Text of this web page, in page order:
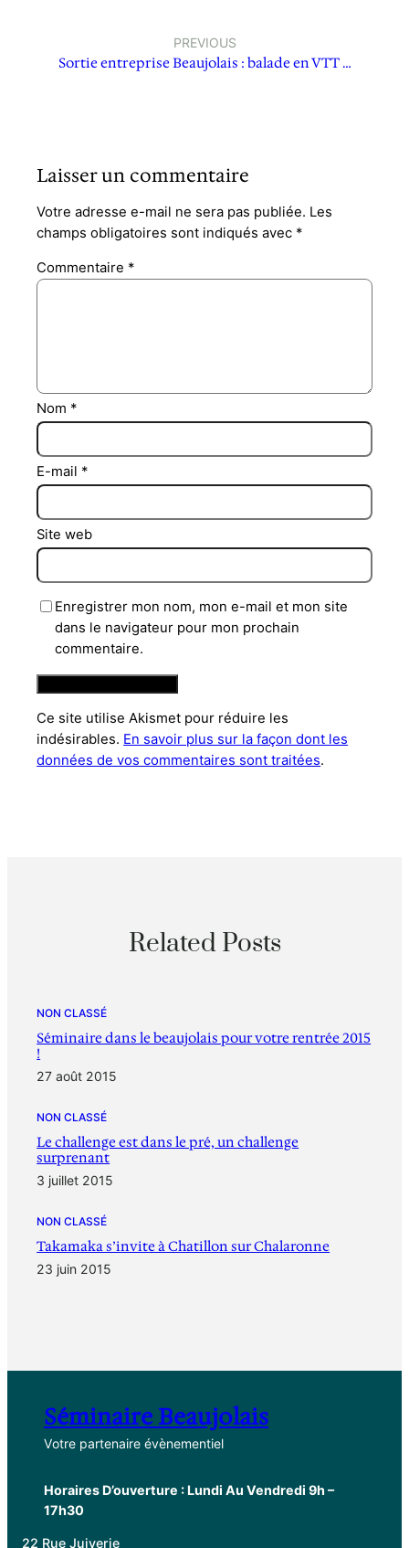
PREVIOUS
Sortie entreprise Beaujolais : balade en VTT …
Laisser un commentaire
Votre adresse e-mail ne sera pas publiée. Les
champs obligatoires sont indiqués avec *
Commentaire *
Nom *
E-mail *
Site web
Enregistrer mon nom, mon e-mail et mon site
dans le navigateur pour mon prochain
commentaire.
Ce site utilise Akismet pour réduire les
indésirables. En savoir plus sur la façon dont les
données de vos commentaires sont traitées.
Related Posts
NON CLASSÉ
Séminaire dans le beaujolais pour votre rentrée 2015
!
27 août 2015
NON CLASSÉ
Le challenge est dans le pré, un challenge
surprenant
3 juillet 2015
NON CLASSÉ
Takamaka s’invite à Chatillon sur Chalaronne
23 juin 2015
Séminaire Beaujolais
Votre partenaire évènementiel
Horaires D’ouverture : Lundi Au Vendredi 9h –
17h30
22 Rue Juiverie